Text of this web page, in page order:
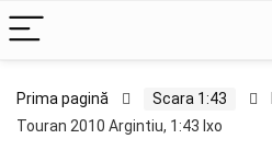
Prima pagină Scara 1:43
Touran 2010 Argintiu, 1:43 Ixo